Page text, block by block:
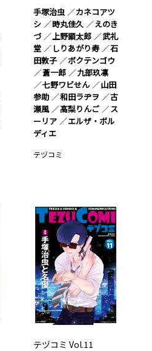
手塚治虫
カネコアツ
シ
時丸佳久
えのき
づ
上野顕太郎
武礼
堂
しりあがり寿
石
田敦子
ボクテンゴウ
蒼一郎
九部玖凛
七野ワビせん
山田
参助
和田ラヂヲ
古
瀬風
高梨りんご
ス
ーリア
エルザ・ボル
ディエ
テヅコミ
テヅコミ Vol.11